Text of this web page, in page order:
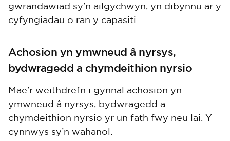
gwrandawiad sy’n ailgychwyn, yn dibynnu ar y
cyfyngiadau o ran y capasiti.
Achosion yn ymwneud â nyrsys,
bydwragedd a chymdeithion nyrsio
Mae’r weithdrefn i gynnal achosion yn
ymwneud â nyrsys, bydwragedd a
chymdeithion nyrsio yr un fath fwy neu lai. Y
cynnwys sy’n wahanol.